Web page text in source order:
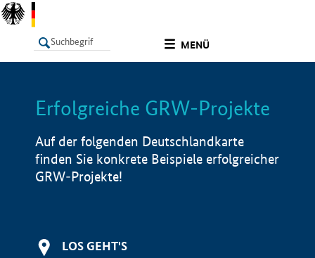
MENÜ
LISTE Info
Erfolgreiche GRW-Projekte
Auf der folgenden Deutschlandkarte
finden Sie konkrete Beispiele erfolgreicher
GRW-Projekte!
LOS GEHT'S